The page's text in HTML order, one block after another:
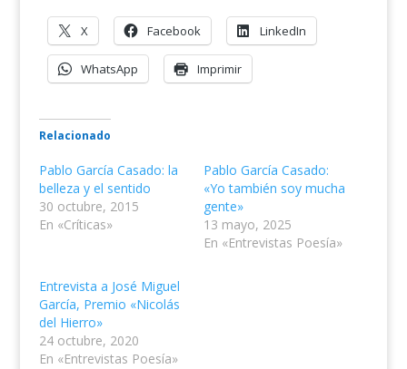
X Facebook LinkedIn
WhatsApp Imprimir
Relacionado
Pablo García Casado: la
belleza y el sentido
30 octubre, 2015
En «Críticas»
Pablo García Casado:
«Yo también soy mucha
gente»
13 mayo, 2025
En «Entrevistas Poesía»
Entrevista a José Miguel
García, Premio «Nicolás
del Hierro»
24 octubre, 2020
En «Entrevistas Poesía»